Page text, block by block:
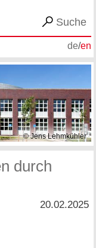
Suche
de/en
© Jens Lehmkühler
durch
20.02.2025